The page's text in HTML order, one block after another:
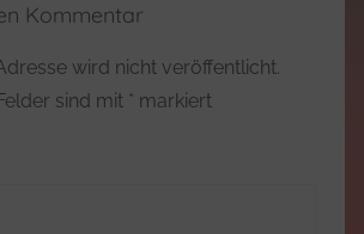
Kommentar
wird nicht veröffentlicht.
sind mit * markiert